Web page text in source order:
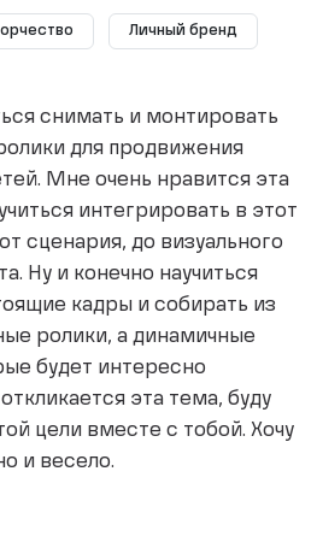
Личный бренд
снимать и монтировать
для продвижения
Мне очень нравится эта
интегрировать в этот
сценария, до визуального
Ну и конечно научиться
кадры и собирать из
ролики, а динамичные
будет интересно
эта тема, буду
цели вместе с тобой. Хочу
и весело.